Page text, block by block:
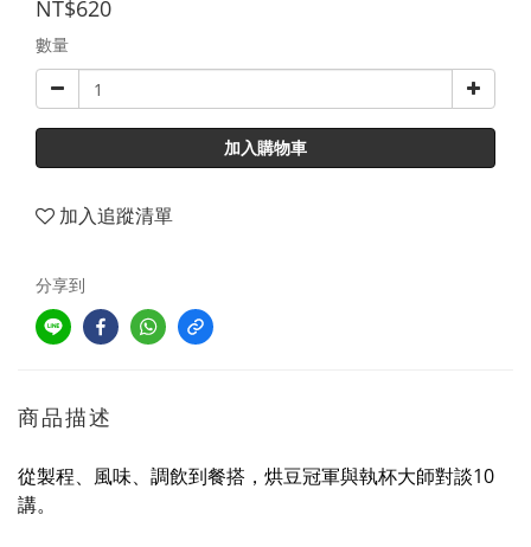
NT$620
數量
加入購物車
加入追蹤清單
分享到
商品描述
從製程、風味、調飲到餐搭，烘豆冠軍與執杯大師對談10
講。